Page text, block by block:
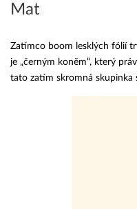
Mat
Zatímco boom lesklých fólií
je „černým koněm“, který
tato zatím skromná skupinka